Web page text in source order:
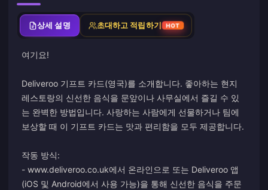
상세 설명 초대하고 적립하기 HOT
여기요!
Deliveroo 기프트 카드(영국)를 소개합니다. 좋아하는 현지
레스토랑의 신선한 음식을 문앞이나 사무실에서 즐길 수 있
는 완벽한 방법입니다. 사랑하는 사람에게 선물하거나 팀에
보상할 때 이 기프트 카드는 맛과 편리함을 모두 제공합니다.
작동 방식:
- www.deliveroo.co.uk에서 온라인으로 또는 Deliveroo 앱
(iOS 및 Android에서 사용 가능)을 통해 신선한 음식을 주문